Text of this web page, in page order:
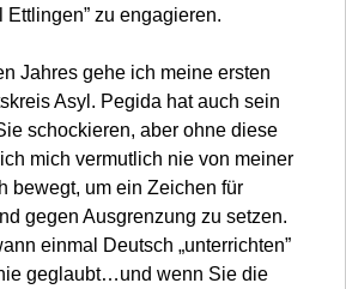
Ettlingen” zu engagieren.
Jahres gehe ich meine ersten
Asyl. Pegida hat auch sein
schockieren, aber ohne diese
mich vermutlich nie von meiner
bewegt, um ein Zeichen für
gegen Ausgrenzung zu setzen.
einmal Deutsch „unterrichten”
geglaubt…und wenn Sie die